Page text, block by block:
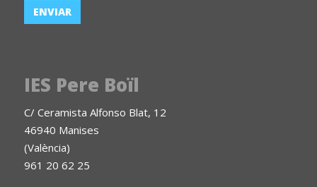
IES Pere Boïl
C/ Ceramista Alfonso Blat, 12
46940 Manises
(València)
961 20 62 25